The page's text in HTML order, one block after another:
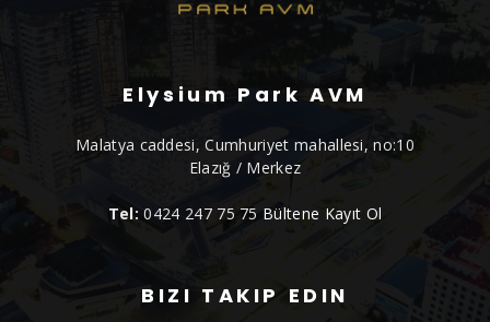
Elysium Park AVM
Malatya caddesi, Cumhuriyet mahallesi, no:10
Elazığ / Merkez
Tel: 0424 247 75 75 Bültene Kayıt Ol
BIZI TAKIP EDIN